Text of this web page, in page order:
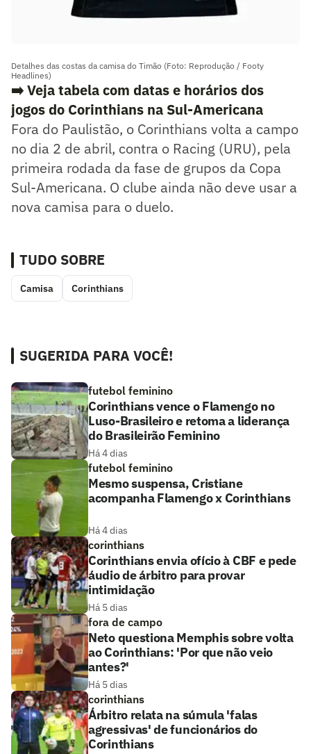
Detalhes das costas da camisa do Timão (Foto: Reprodução / Footy
Headlines)
➡️ Veja tabela com datas e horários dos
jogos do Corinthians na Sul-Americana
Fora do Paulistão, o Corinthians volta a campo
no dia 2 de abril, contra o Racing (URU), pela
primeira rodada da fase de grupos da Copa
Sul-Americana. O clube ainda não deve usar a
nova camisa para o duelo.
TUDO SOBRE
Camisa Corinthians
SUGERIDA PARA VOCÊ!
futebol feminino
Corinthians vence o Flamengo no
Luso-Brasileiro e retoma a liderança
do Brasileirão Feminino
Há 4 dias
futebol feminino
Mesmo suspensa, Cristiane
acompanha Flamengo x Corinthians
Há 4 dias
corinthians
Corinthians envia ofício à CBF e pede
áudio de árbitro para provar
intimidação
Há 5 dias
fora de campo
Neto questiona Memphis sobre volta
ao Corinthians: 'Por que não veio
antes?'
Há 5 dias
corinthians
Árbitro relata na súmula 'falas
agressivas' de funcionários do
Corinthians